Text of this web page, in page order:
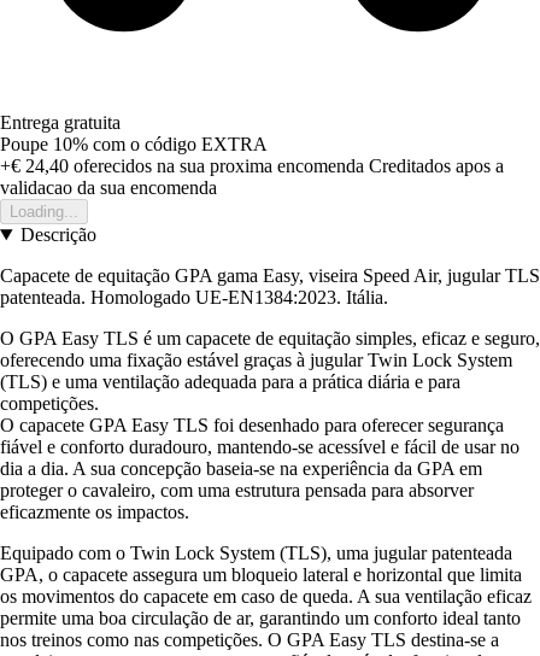
Entrega gratuita
Poupe 10% com o código EXTRA
+€ 24,40 oferecidos na sua proxima encomenda Creditados apos a
validacao da sua encomenda
Loading...
Descrição
Capacete de equitação GPA gama Easy, viseira Speed Air, jugular TLS
patenteada. Homologado UE-EN1384:2023. Itália.
O GPA Easy TLS é um capacete de equitação simples, eficaz e seguro,
oferecendo uma fixação estável graças à jugular Twin Lock System
(TLS) e uma ventilação adequada para a prática diária e para
competições.
O capacete GPA Easy TLS foi desenhado para oferecer segurança
fiável e conforto duradouro, mantendo-se acessível e fácil de usar no
dia a dia. A sua concepção baseia-se na experiência da GPA em
proteger o cavaleiro, com uma estrutura pensada para absorver
eficazmente os impactos.
Equipado com o Twin Lock System (TLS), uma jugular patenteada
GPA, o capacete assegura um bloqueio lateral e horizontal que limita
os movimentos do capacete em caso de queda. A sua ventilação eficaz
permite uma boa circulação de ar, garantindo um conforto ideal tanto
nos treinos como nas competições. O GPA Easy TLS destina-se a